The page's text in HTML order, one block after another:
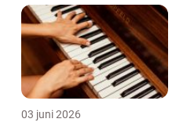
03 juni 2026